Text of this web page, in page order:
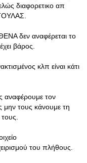
διαφορετικο απ
δεν αναφέρεται το
βάρος.
κλπ είναι κάτι
τον
τους κάνουμε τη
του πλήθους.